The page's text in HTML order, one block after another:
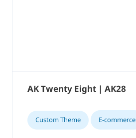
AK Twenty Eight | AK28
Custom Theme E-commerce